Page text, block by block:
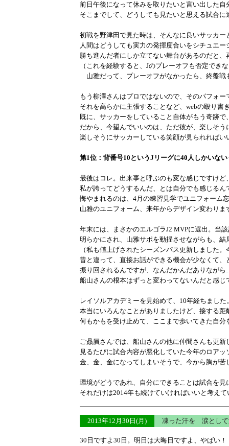
前日午後になって休みを取りたいと言い出した
そこまでして、どうしても見たいと思える試合
初戦を野津田で見た時は、そんなに良いサッカ
人間はどうしても実力の発揮度合いをシチュエ
勝ち進んだ者にしか立てない舞台があるのだと
（これを経験すると、Jのプレーオフも否定でき
山雅だって、プレーオフがなかったら、終盤戦
もう柳澤さんはプロではないので、そのパフォ
それを高らかに主張することなど、webの殴り書
既に、サッカーをしていること自体がもう奇跡
だから、今望んでいいのは、ただ彼が、楽しそ
楽しそうにサッカーしている笑顔が見られれば
第1位：背番号10というJリーグに40人しかいな
最後はコレ。出来事と呼ぶのも変な感じですけ
私が誇ってどうするんだ、とは自分でも感じる
悔やまれるのは、4月の練習見学でユニフォーム
山雅のユニフォーム、来年からデザイン変わりま
年末には、まさかのエルゴラJ2 MVPに選出。当
明らかにされ、山雅サポを動揺させながらも、結
（私も値上げされたシーズンパス更新しました
昔と違って、直接お話ができる機会が少なくて
振り回されるんですが、なんだかんだありなが
船山さんの根本はずっと変わってないんだと感
レイソルアカデミーを見始めて、10年経ちました
本当にいろんなことがありましたけど、接する距
何もかもを受け止めて、ここまで歩いてきた自
ご贔屓さんでは、船山さんの他に仲間さんも更新
見るたびに試合内容が悪化していた今年のロア
金、金、金になってしまいそうで、今から胸が
環境がどうであれ、自分にできることは試合を
それだけは2014年も続けていければいいと考え
2013年12月30日(月) 凍った汗を 涙とし
30日ですよ30日。明日は大晦日ですよ、やばい